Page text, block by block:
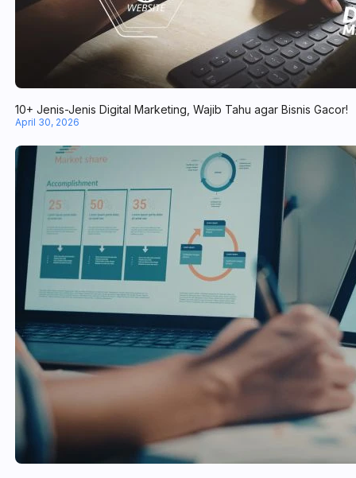
10+ Jenis-Jenis Digital Marketing, Wajib Tahu agar Bisnis Gacor!
April 30, 2026